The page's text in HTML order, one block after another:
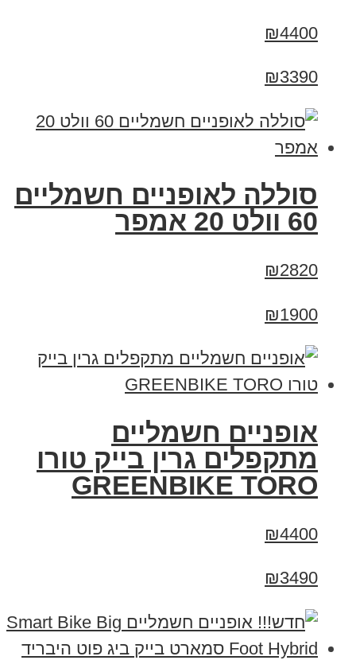
₪4400
₪3390
סוללה לאופניים חשמליים
60 וולט 20 אמפר
₪2820
₪1900
אופניים חשמליים
מתקפלים גרין בייק טורו
GREENBIKE TORO
₪4400
₪3490